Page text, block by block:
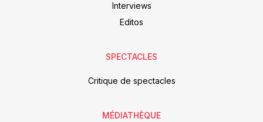
Interviews
Editos
SPECTACLES
Critique de spectacles
MÉDIATHÈQUE